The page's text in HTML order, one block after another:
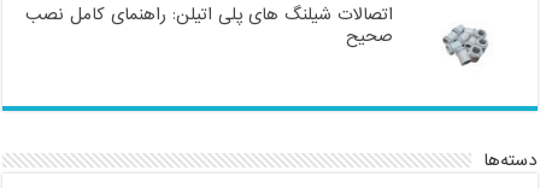
اتصالات شیلنگ های پلی اتیلن: راهنمای کامل نصب
صحیح
دسته‌ها